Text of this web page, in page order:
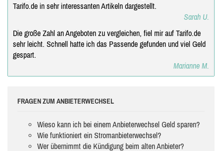
Tarifo.de in sehr interessanten Artikeln dargestellt.
Sarah U.
Die große Zahl an Angeboten zu vergleichen, fiel mir auf Tarifo.de
sehr leicht. Schnell hatte ich das Passende gefunden und viel Geld
gespart.
Marianne M.
FRAGEN ZUM ANBIETERWECHSEL
Wieso kann ich bei einem Anbieterwechsel Geld sparen?
Wie funktioniert ein Stromanbieterwechsel?
Wer übernimmt die Kündigung beim alten Anbieter?